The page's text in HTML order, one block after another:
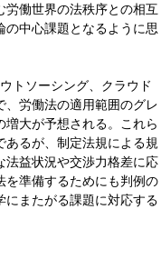
働世界の法秩序との相互
中心課題となるように思
トソーシング、クラウド
労働法の適用範囲のグレ
大が予想される。これら
あるが、制定法規による規
法益状況や交渉力格差に応
を準備するためにも判例の
またがる課題に対応する